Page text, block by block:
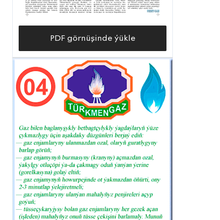
PDF görnüşinde ýükle